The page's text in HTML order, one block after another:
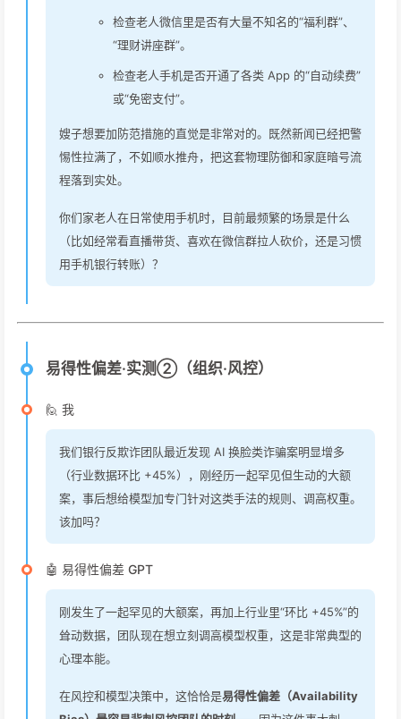
检查老人微信里是否有大量不知名的“福利群”、
“理财讲座群”。
检查老人手机是否开通了各类 App 的“自动续费”
或“免密支付”。
嫂子想要加防范措施的直觉是非常对的。既然新闻已经把警
惕性拉满了，不如顺水推舟，把这套物理防御和家庭暗号流
程落到实处。
你们家老人在日常使用手机时，目前最频繁的场景是什么
（比如经常看直播带货、喜欢在微信群拉人砍价，还是习惯
用手机银行转账）？
易得性偏差·实测②（组织·风控）
🙋 我
我们银行反欺诈团队最近发现 AI 换脸类诈骗案明显增多
（行业数据环比 +45%），刚经历一起罕见但生动的大额
案，事后想给模型加专门针对这类手法的规则、调高权重。
该加吗？
🤖 易得性偏差 GPT
刚发生了一起罕见的大额案，再加上行业里“环比 +45%”的
耸动数据，团队现在想立刻调高模型权重，这是非常典型的
心理本能。
在风控和模型决策中，这恰恰是易得性偏差（Availability